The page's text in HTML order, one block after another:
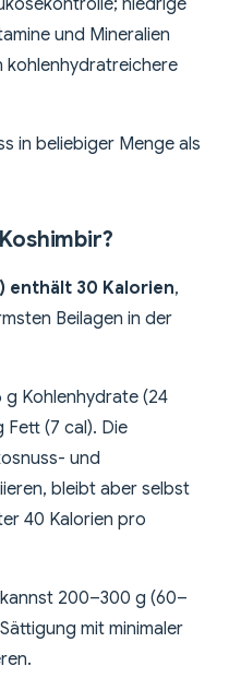
niedrige
und Mineralien
kohlenhydratreichere
in beliebiger Menge als
enthält 30 Kalorien,
Beilagen in der
g Kohlenhydrate (24
Fett (7 cal). Die
und
bleibt aber selbst
40 Kalorien pro
200–300 g (60–
mit minimaler